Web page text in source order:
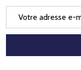
mail